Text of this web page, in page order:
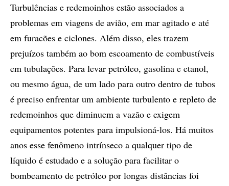
Turbulências e redemoinhos estão associados a
problemas em viagens de avião, em mar agitado e até
em furacões e ciclones. Além disso, eles trazem
prejuízos também ao bom escoamento de combustíveis
em tubulações. Para levar petróleo, gasolina e etanol,
ou mesmo água, de um lado para outro dentro de tubos
é preciso enfrentar um ambiente turbulento e repleto de
redemoinhos que diminuem a vazão e exigem
equipamentos potentes para impulsioná-los. Há muitos
anos esse fenômeno intrínseco a qualquer tipo de
líquido é estudado e a solução para facilitar o
bombeamento de petróleo por longas distâncias foi